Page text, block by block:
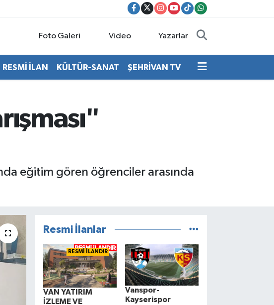
Foto Galeri Video Yazarlar
RESMİ İLAN KÜLTÜR-SANAT ŞEHRİVAN TV
eğitim gören öğrenciler arasında
Resmi İlanlar
RESMİ İLANDIR
VAN YATIRIM
İZLEME VE
Vanspor-
Kayserispor